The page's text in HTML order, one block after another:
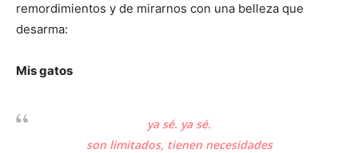
remordimientos y de mirarnos con una belleza que
desarma:
Mis gatos
ya sé. ya sé.
son limitados, tienen necesidades